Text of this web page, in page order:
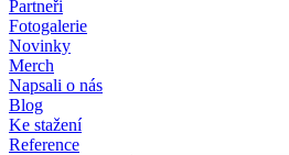
Partneři
Fotogalerie
Novinky
Merch
Napsali o nás
Blog
Ke stažení
Reference